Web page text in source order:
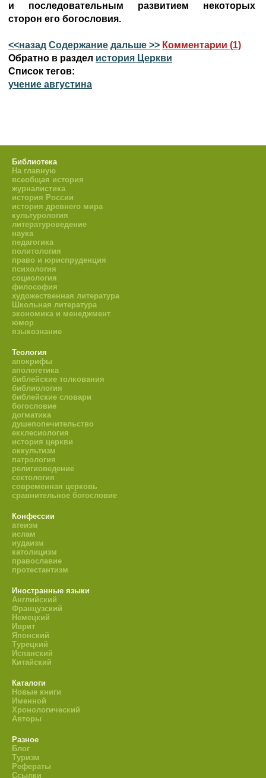
и последовательным развитием некоторых
сторон его богословия.
<<назад Содержание дальше >> Комментарии (1)
Обратно в раздел история Церкви
Список тегов:
учение августина
Библиотека
На главную
всеобщая история
журналистика
история России
история древнего мира
культурология
литературоведение
наука
педагогика
политология
право и юриспруденция
психология
социология
философия
художественная литература
Школьная литература
экономика и менеджмент
юмор
языкознание
Теология
апокрифы
апологетика
библейские толкования
библиология
библейские словари
богословие
догматика
душепопечительство
екклесиология
история церкви
оккультизм
патрология
религиоведение
сектология
современная церковь
сравнительное богословие
Конфессии
атеизм
ислам
иудаизм
католицизм
православие
протестантизм
Иностранные языки
Английский
Французский
Немецкий
Иврит
Японский
Турецкий
Испанский
Китайский
Каталоги
Новые книги
Именной
Хронологический
Авторы
Разное
Блог
Туризм
Рефераты
Ссылки